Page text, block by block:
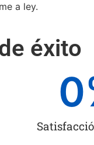
a ley.
éxito
0